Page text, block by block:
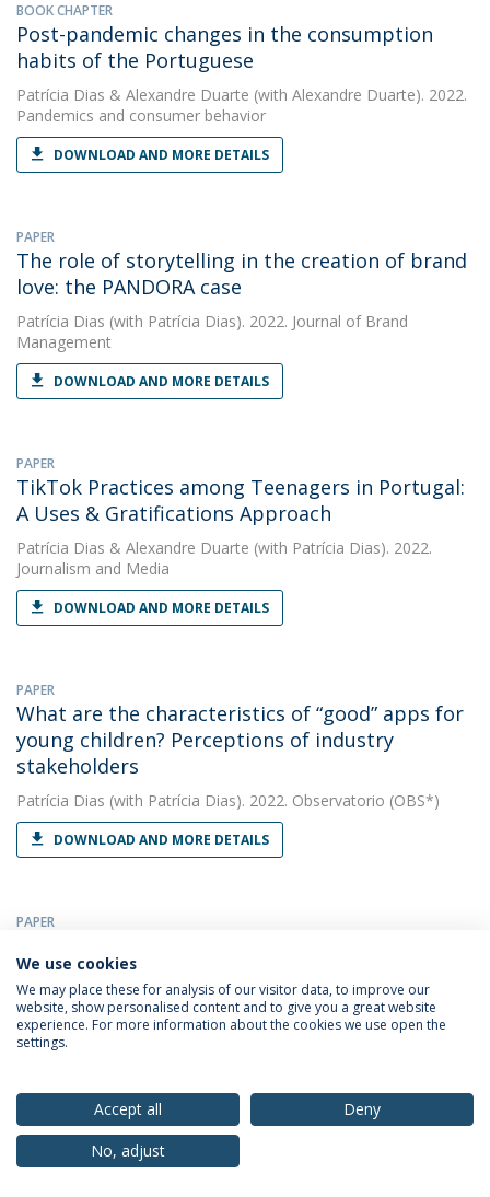
BOOK CHAPTER
Post-pandemic changes in the consumption
habits of the Portuguese
Patrícia Dias & Alexandre Duarte (with Alexandre Duarte). 2022.
Pandemics and consumer behavior
DOWNLOAD AND MORE DETAILS
PAPER
The role of storytelling in the creation of brand
love: the PANDORA case
Patrícia Dias (with Patrícia Dias). 2022. Journal of Brand
Management
DOWNLOAD AND MORE DETAILS
PAPER
TikTok Practices among Teenagers in Portugal:
A Uses & Gratifications Approach
Patrícia Dias & Alexandre Duarte (with Patrícia Dias). 2022.
Journalism and Media
DOWNLOAD AND MORE DETAILS
PAPER
What are the characteristics of “good” apps for
young children? Perceptions of industry
stakeholders
Patrícia Dias (with Patrícia Dias). 2022. Observatorio (OBS*)
DOWNLOAD AND MORE DETAILS
PAPER
Tweens and Teenagers Perceive the Business of
Social Media, Influencers and Brands
Patrícia Dias(with Dias, Patrícia). 2022. Media Education
Research Journal
DOWNLOAD AND MORE DETAILS
We use cookies
We may place these for analysis of our visitor data, to improve our
website, show personalised content and to give you a great website
experience. For more information about the cookies we use open the
settings.
Accept all
Deny
No, adjust